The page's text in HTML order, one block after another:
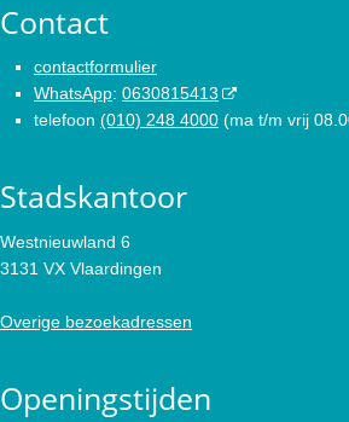
Contact
contactformulier
WhatsApp: 0630815413
telefoon (010) 248 4000 (ma t/m vrij
Stadskantoor
Westnieuwland 6
3131 VX Vlaardingen
Overige bezoekadressen
Openingstijden